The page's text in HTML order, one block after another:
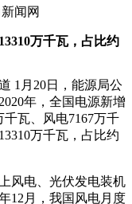
闻网
万千瓦，占比约
月20日，能源局公
年，全国电源新增
千瓦、风电7167万千
万千瓦，占比约
电、光伏发电装机
12月，我国风电月度